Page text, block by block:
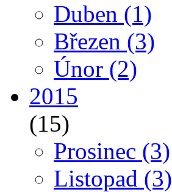
Duben (1)
Březen (3)
Únor (2)
2015
(15)
Prosinec (3)
Listopad (3)